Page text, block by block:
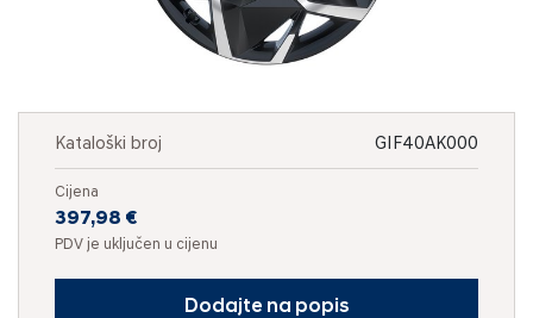
Kataloški broj GIF40AK000
Cijena
397,98 €
PDV je uključen u cijenu
Dodajte na popis